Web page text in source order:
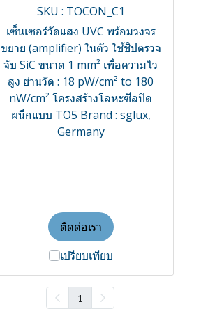
SKU : TOCON_C1
เซ็นเซอร์วัดแสง UVC พร้อมวงจร
ขยาย (amplifier) ในตัว ใช้ชิปตรวจ
จับ SiC ขนาด 1 mm² เพื่อความไว
สูง ย่านวัด : 18 pW/cm² to 180
nW/cm² โครงสร้างโลหะซีลปิด
ผนึกแบบ TO5 Brand : sglux,
Germany
ติดต่อเรา
เปรียบเทียบ
1